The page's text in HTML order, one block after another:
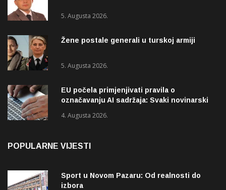
5. Augusta 2026.
Žene postale generali u turskoj armiji
5. Augusta 2026.
EU počela primjenjivati pravila o
označavanju AI sadržaja: Svaki novinarski
4. Augusta 2026.
POPULARNE VIJESTI
Sport u Novom Pazaru: Od realnosti do
izbora